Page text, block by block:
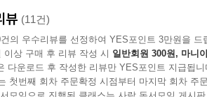
뷰 (11건)
의 우수리뷰를 선정하여 YES포인트 3만원을 드
이상 구매 후 리뷰 작성 시 일반회원 300원, 마니
다운로드 후 작성한 리뷰만 YES포인트 지급됩니
첫번째 회차 주문확정 시점부터 마지막 회차 주